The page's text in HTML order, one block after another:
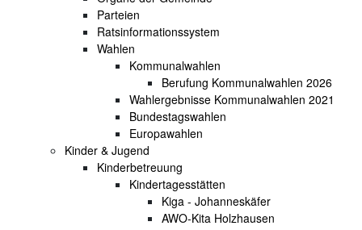
Parteien
Ratsinformationssystem
Wahlen
Kommunalwahlen
Berufung Kommunalwahlen 2026
Wahlergebnisse Kommunalwahlen 2021
Bundestagswahlen
Europawahlen
Kinder & Jugend
Kinderbetreuung
Kindertagesstätten
Kiga - Johanneskäfer
AWO-Kita Holzhausen